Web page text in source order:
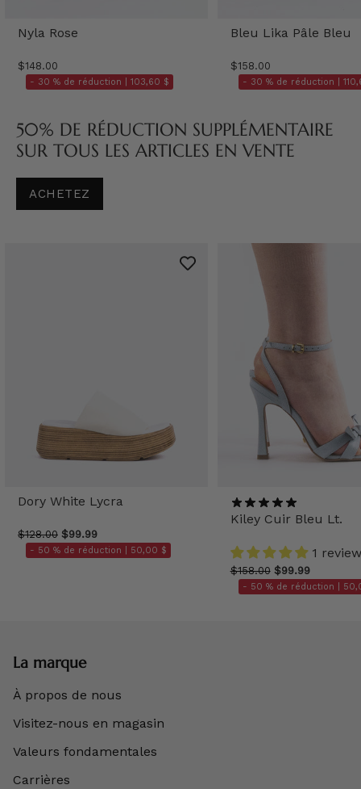
Nyla Rose
$148.00
- 30 % de réduction | 103,60 $
Bleu Lika Pâle Bleu
$158.00
- 30 % de réduction |
50% DE RÉDUCTION SUPPLÉMENTAIRE
SUR TOUS LES ARTICLES EN VENTE
ACHETEZ
Dory White Lycra
$128.00 $99.99
- 50 % de réduction | 50,00 $
Kiley Cuir Bleu Lt.
1 review
$158.00 $99.99
- 50 % de réduction |
La marque
À propos de nous
Visitez-nous en magasin
Valeurs fondamentales
Carrières